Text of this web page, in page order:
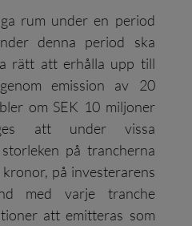
rum under en period
denna period ska
rätt att erhålla upp till
emission av 20
om SEK 10 miljoner
att under vissa
på trancherna
på investerarens
med varje tranche
att emitteras som